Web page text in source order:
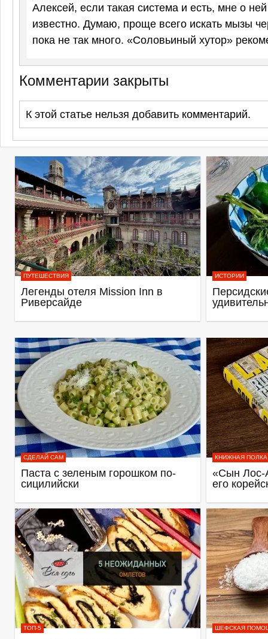
Алексей, если такая система и есть, мне о
известно. Думаю, проще всего искать мызы
пока не так много. «Соловьиный хутор»
Комментарии закрыты
К этой статье нельзя добавить комментарий.
ПУТЕШЕСТВИЯ
Легенды отеля Mission Inn в
Риверсайде
ИСТОРИИ
СДЕЛАЙ САМ
Паста с зеленым горошком по-
сицилийски
КНИЖНАЯ ПОЛКА
«Сын Лос-
его
ТОП-5 ШЕФСКАЯ